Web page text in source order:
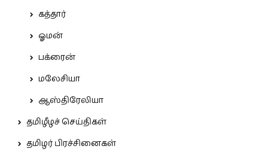
கத்தார்
ஓமன்
பக்ரைன்
மலேசியா
ஆஸ்திரேலியா
தமிழீழச் செய்திகள்
தமிழர் பிரச்சினைகள்